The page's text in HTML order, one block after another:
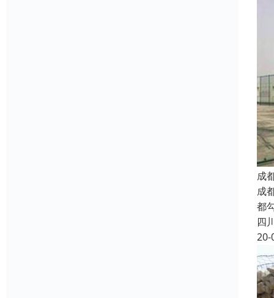
成
成
都
四
20-